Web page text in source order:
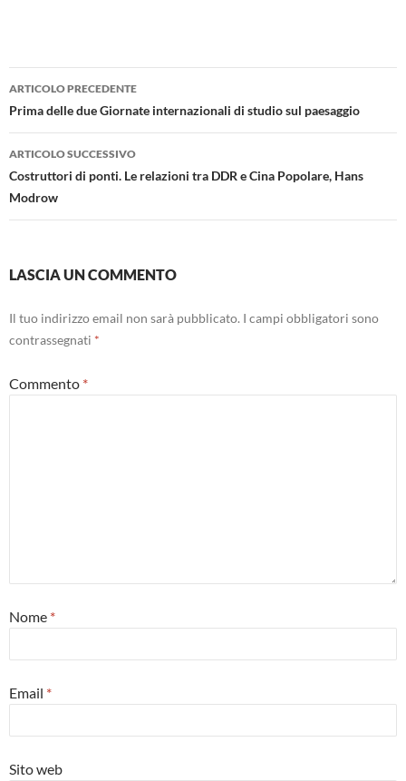
Navigazione
articolo
ARTICOLO PRECEDENTE
Prima delle due Giornate internazionali di studio sul paesaggio
ARTICOLO SUCCESSIVO
Costruttori di ponti. Le relazioni tra DDR e Cina Popolare, Hans
Modrow
LASCIA UN COMMENTO
Il tuo indirizzo email non sarà pubblicato. I campi obbligatori sono
contrassegnati *
Commento *
Nome *
Email *
Sito web